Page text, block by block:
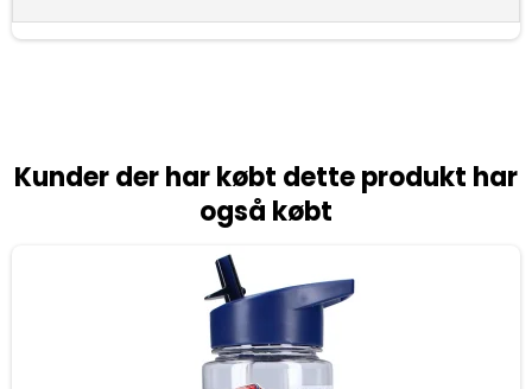
Kunder der har købt dette produkt har
også købt